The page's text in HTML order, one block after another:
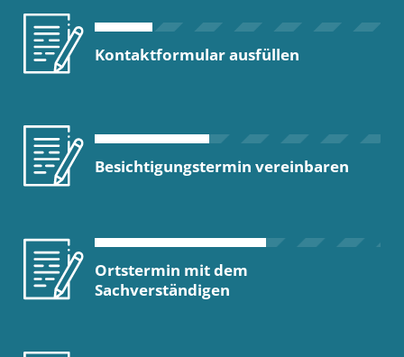
Kontaktformular ausfüllen
Besichtigungstermin vereinbaren
Ortstermin mit dem
Sachverständigen